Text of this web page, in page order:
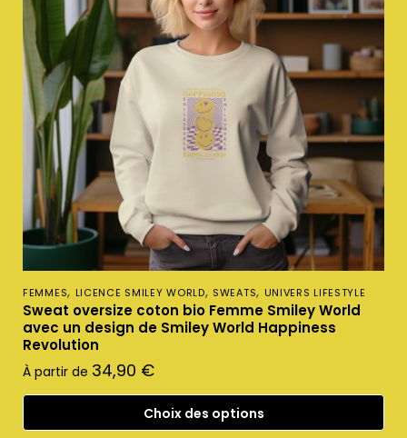
FEMMES, LICENCE SMILEY WORLD, SWEATS, UNIVERS LIFESTYLE
Sweat oversize coton bio Femme Smiley World
avec un design de Smiley World Happiness
Revolution
À partir de 34,90 €
Choix des options